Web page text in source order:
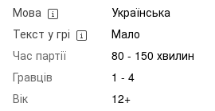
Мова
Українська
Текст у грі
Мало
Час партії
80 - 150 хвилин
Гравців
1 - 4
Вік
12+